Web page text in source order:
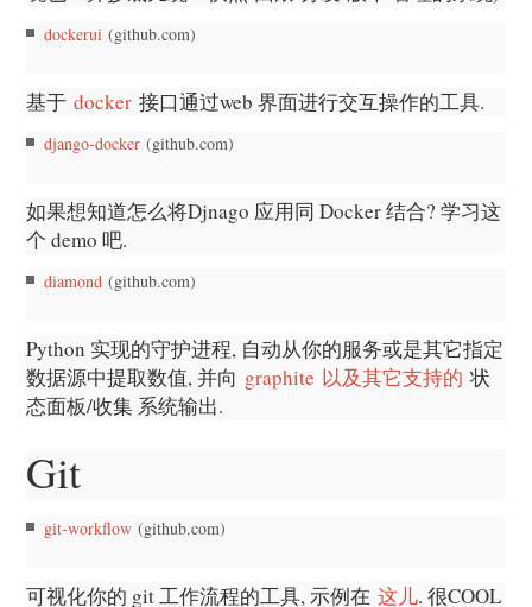
dockerui (github.com)
基于docker 接口通过web 界面进行交互操作的工具.
django-docker (github.com)
如果想知道怎么将Djnago 应用同 Docker 结合? 学习这
个 demo 吧.
diamond (github.com)
Python 实现的守护进程, 自动从你的服务或是其它指定
数据源中提取数值, 并向 graphite 以及其它支持的 状
态面板/收集 系统输出.
Git
git-workflow (github.com)
可视化你的 git 工作流程的工具, 示例在这儿. 很COOL